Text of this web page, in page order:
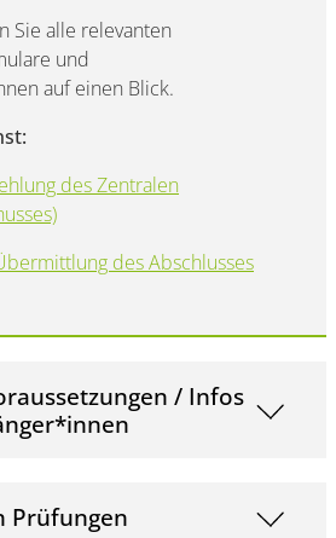
Sie alle relevanten
und
auf einen Blick.
des Zentralen
des Abschlusses
/ Infos
Prüfungen